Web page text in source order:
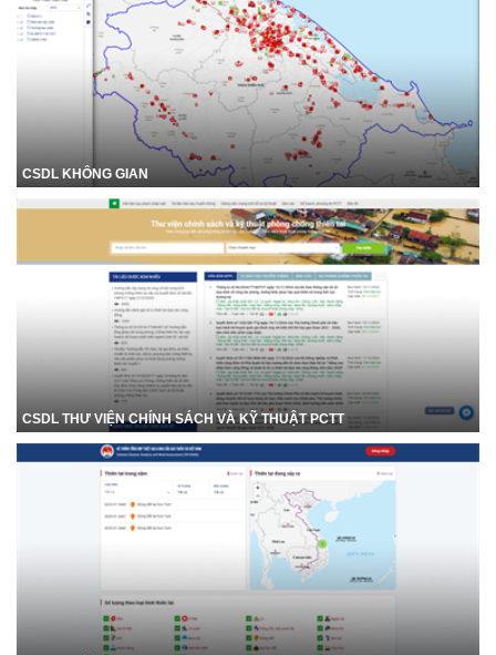
CSDL KHÔNG GIAN
CSDL THƯ VIỆN CHÍNH SÁCH VÀ KỸ THUẬT PCTT